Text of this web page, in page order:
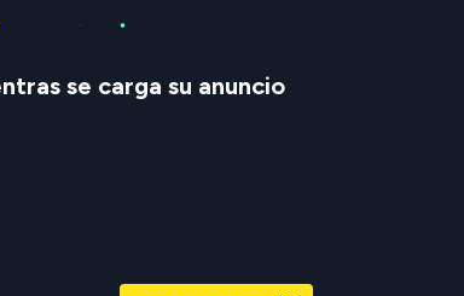
se carga su anuncio